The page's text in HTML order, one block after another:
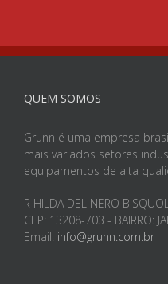
QUEM SOMOS
Grunn é uma empresa
mais variados setores
equipamentos de alta
R HILDA DEL NERO
CEP: 13208-703 - BAIRRO:
Email: info@grunn.com.br